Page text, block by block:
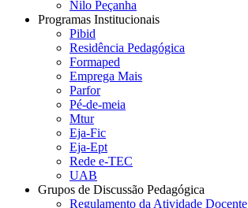
Nilo Peçanha
Programas Institucionais
Pibid
Residência Pedagógica
Formaped
Emprega Mais
Parfor
Pé-de-meia
Mtur
Eja-Fic
Eja-Ept
Rede e-TEC
UAB
Grupos de Discussão Pedagógica
Regulamento da Atividade Docente